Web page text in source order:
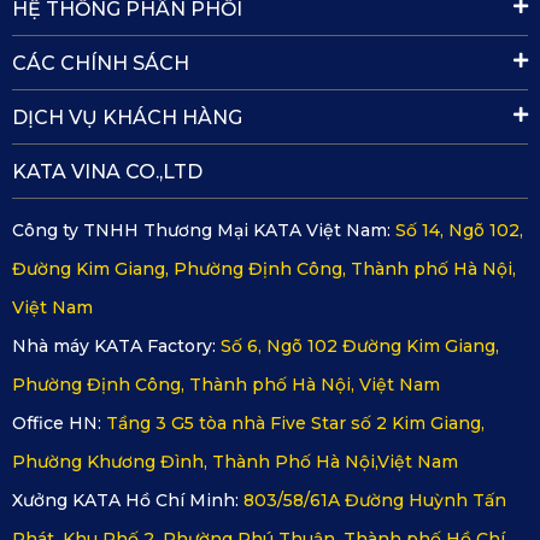
Chủ xe có thể tùy chọn theo sở thích hoặc theo phong thủy,
đảm bảo mỗi lần bước vào khoang xe là một lần cảm nhận
sự hài hòa đến từng chi tiết nhỏ.
Tìm hiểu thêm >>>Thảm Sàn Ô Tô 360 Mazda BT50
HỆ THỐNG PHÂN PHỐI
CÁC CHÍNH SÁCH
DỊCH VỤ KHÁCH HÀNG
KATA VINA CO.,LTD
Công ty TNHH Thương Mại KATA Việt Nam: Số 14, Ngõ 102,
Đường Kim Giang, Phường Định Công, Thành phố Hà Nội,
Việt Nam
Nhà máy KATA Factory: Số 6, Ngõ 102 Đường Kim Giang,
Phường Định Công, Thành phố Hà Nội, Việt Nam
Office HN: Tầng 3 G5 tòa nhà Five Star số 2 Kim Giang,
Phường Khương Đình, Thành Phố Hà Nội,Việt Nam
Xưởng KATA Hồ Chí Minh: 803/58/61A Đường Huỳnh Tấn